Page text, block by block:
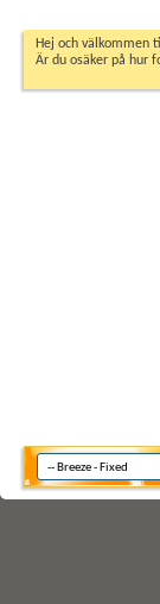
Hej och välkommen
Är du osäker på hur